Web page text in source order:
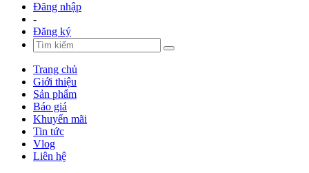
Đăng nhập
-
Đăng ký
Trang chủ
Giới thiệu
Sản phẩm
Báo giá
Khuyến mãi
Tin tức
Vlog
Liên hệ